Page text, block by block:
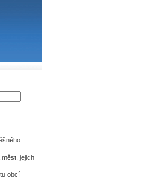
jejich
obcí